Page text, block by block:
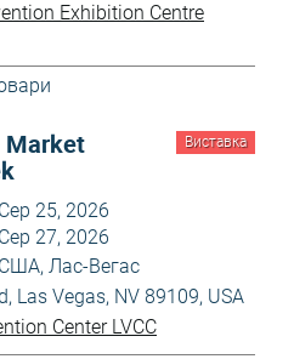
Exhibition Centre
Виставка
Market
Сер 25, 2026
Сер 27, 2026
США, Лас-Вегас
Las Vegas, NV 89109, USA
Center LVCC